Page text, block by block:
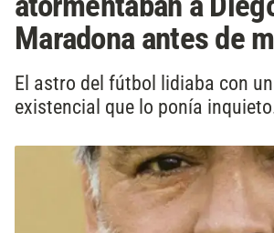
Maradona antes de
El astro del fútbol lidiaba con
existencial que lo ponía